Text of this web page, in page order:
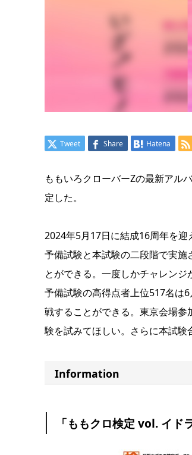
Tweet Share Hatena
ももいろクローバーZの最新アル
定した。
2024年5月17日に結成16周年を迎
予備試験と本試験の二段階で実
とができる。一度しかチャレンジ
予備試験の高得点者上位517名は
戦することができる。東京会場
験を試みてほしい。さらに本試験
Information
「ももクロ検定 vol. イド